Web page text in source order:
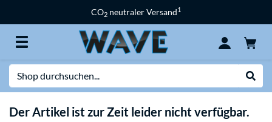
CO2 neutraler Versand1
Der Artikel ist zur Zeit leider nicht verfügbar.